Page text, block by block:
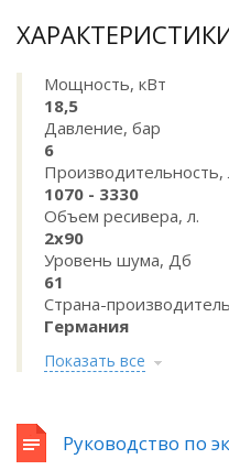
Мощность, кВт
18,5
Давление, бар
6
1070 - 3330
Объем ресивера, л.
2х90
Уровень шума, Дб
61
Страна-производитель
Германия
Показать все
Руководство по